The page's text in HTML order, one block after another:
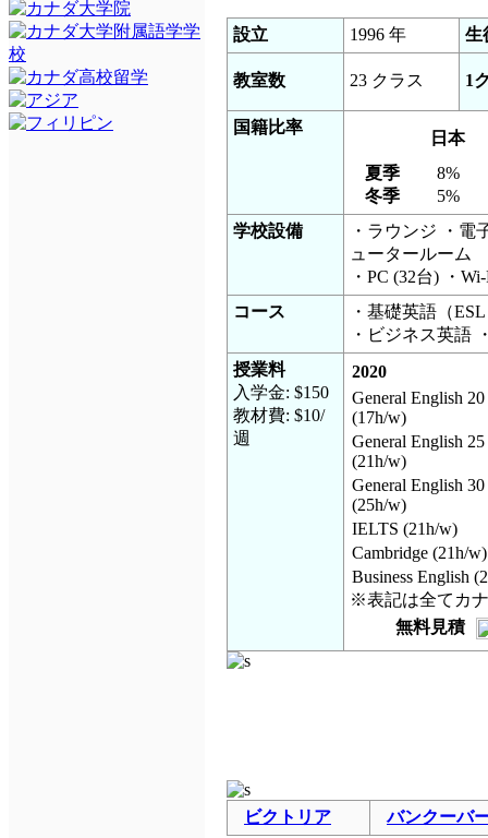
設立 1996 年 生
教室数 23 クラス 1
国籍比率
日本
夏季
8%
冬季
5%
学校設備
・ラウンジ ・電
ュータールーム
・PC (32台) ・
コース
・基礎英語（
・ビジネス英語
授業料
入学金: $150
教材費: $10/
週
2020
General English 20
(17h/w)
General English 25
(21h/w)
General English 30
(25h/w)
IELTS (21h/w)
Cambridge (21h/w)
Business English
※表記は全てカ
無料見積
ビクトリア バンクーバ